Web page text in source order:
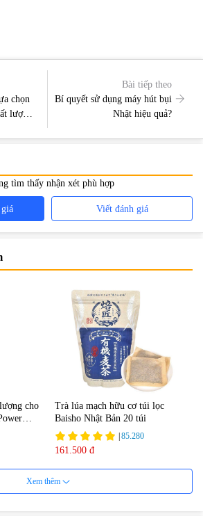
chọn
lượng
Bài tiếp theo
Bí quyết sử dụng máy hút bụi
Nhật hiệu quả?
tìm thấy nhận xét phù hợp
Viết đánh giá
cho
Trà lúa mạch hữu cơ túi lọc
Baisho Nhật Bản 20 túi
85.280
161.500 đ
Xem thêm